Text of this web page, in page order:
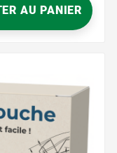
...
AU PANIER